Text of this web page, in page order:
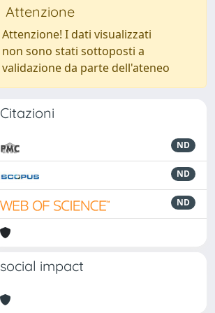
Attenzione
Attenzione! I dati visualizzati
non sono stati sottoposti a
validazione da parte dell'ateneo
Citazioni
ND
ND
ND
social impact